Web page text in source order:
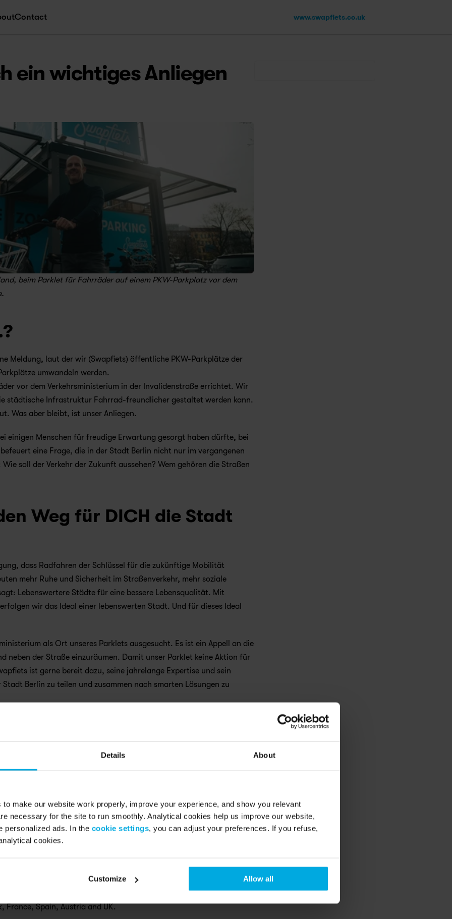
Details About
make our website work properly, improve your experience, and show you relevant
necessary for the site to run smoothly. Analytical cookies help us improve our website,
personalized ads. In the cookie settings, you can adjust your preferences. If you refuse,
cookies.
Customize Allow all
Contact www.swapfiets.co.uk
ein wichtiges Anliegen
beim Parklet für Fahrräder auf einem PKW-Parkplatz vor dem
Meldung, laut der wir (Swapfiets) öffentliche PKW-Parkplätze der
umwandeln werden.
vor dem Verkehrsministerium in der Invalidenstraße errichtet. Wir
städtische Infrastruktur Fahrrad-freundlicher gestaltet werden kann.
Was aber bleibt, ist unser Anliegen.
einigen Menschen für freudige Erwartung gesorgt haben dürfte, bei
eine Frage, die in der Stadt Berlin nicht nur im vergangenen
soll der Verkehr der Zukunft aussehen? Wem gehören die Straßen
Weg für DICH die Stadt
dass Radfahren der Schlüssel für die zukünftige Mobilität
mehr Ruhe und Sicherheit im Straßenverkehr, mehr soziale
Lebenswertere Städte für eine bessere Lebensqualität. Mit
wir das Ideal einer lebenswerten Stadt. Und für dieses Ideal
als Ort unseres Parklets ausgesucht. Es ist ein Appell an die
neben der Straße einzuräumen. Damit unser Parklet keine Aktion für
ist gerne bereit dazu, seine jahrelange Expertise und sein
Berlin zu teilen und zusammen nach smarten Lösungen zu
von Swapfiets Deutschland: „Eine Stadt positiv zu
ihre Bewohner*innen dabei mithelfen. Swapfiets
Mit unserem Service bieten wir Berliner*innen
Wandel zu einer lebenswerteren Stadt selbst in
company. Founded 2014 in the Netherlands, the scale-up
micro mobility providers in Europe with 280.000 members in the
France, Spain, Austria and UK.